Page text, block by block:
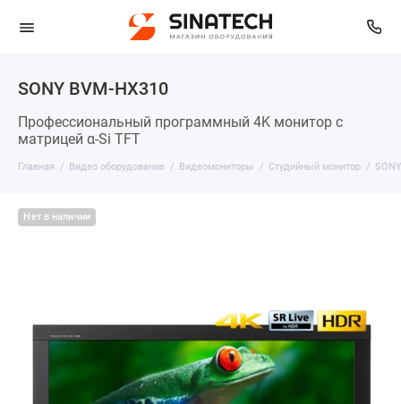
SONY BVM-HX310
Профессиональный программный 4K монитор с
матрицей α-Si TFT
Главная Видео оборудование Видеомониторы Студийный монитор
Нет в наличии